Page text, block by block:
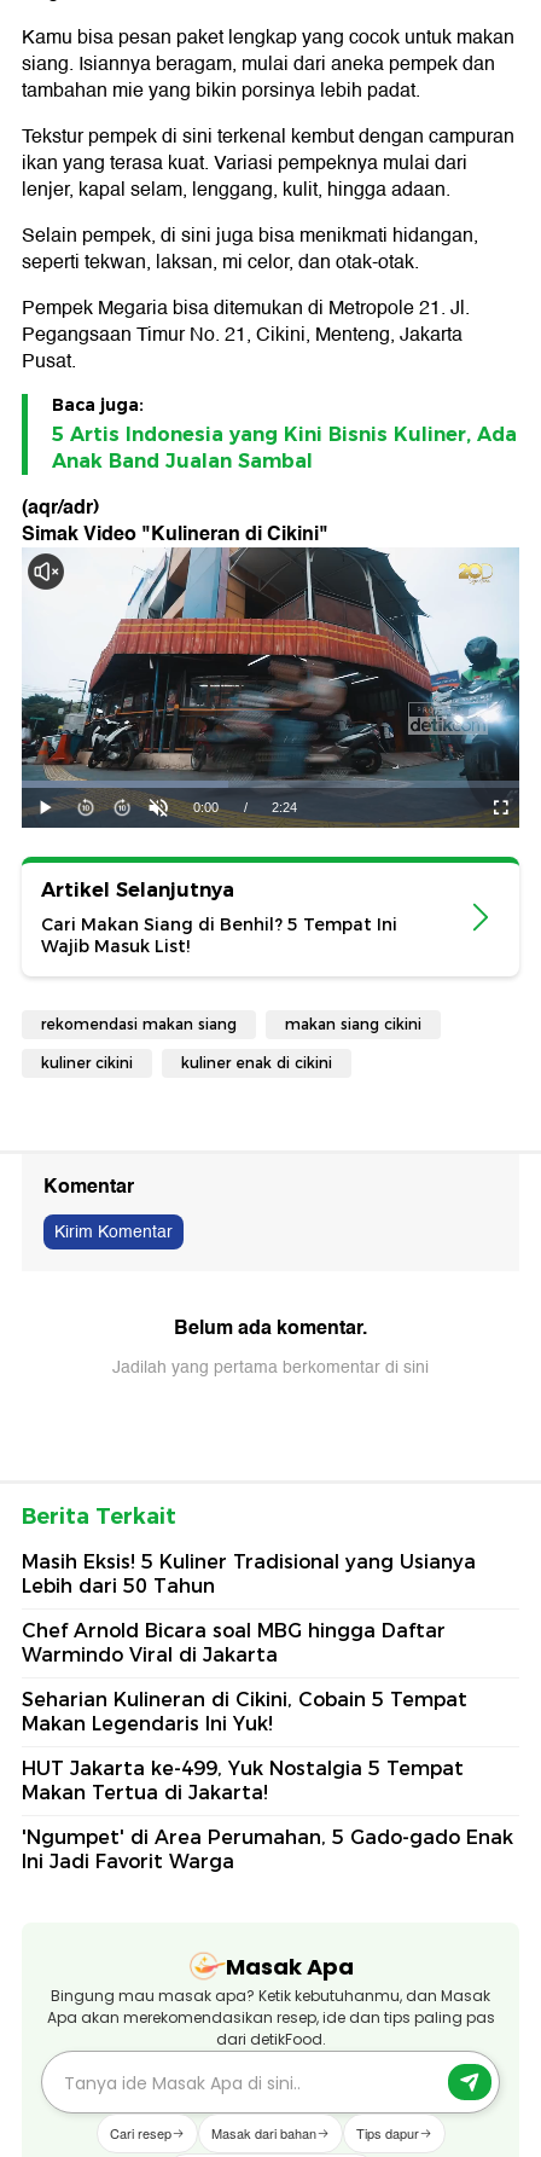
Kamu bisa pesan paket lengkap yang cocok untuk makan
siang. Isiannya beragam, mulai dari aneka pempek dan
tambahan mie yang bikin porsinya lebih padat.
Tekstur pempek di sini terkenal kembut dengan campuran
ikan yang terasa kuat. Variasi pempeknya mulai dari
lenjer, kapal selam, lenggang, kulit, hingga adaan.
Selain pempek, di sini juga bisa menikmati hidangan,
seperti tekwan, laksan, mi celor, dan otak-otak.
Pempek Megaria bisa ditemukan di Metropole 21. Jl.
Pegangsaan Timur No. 21, Cikini, Menteng, Jakarta
Pusat.
Baca juga:
5 Artis Indonesia yang Kini Bisnis Kuliner, Ada
Anak Band Jualan Sambal
(aqr/adr)
Simak Video "Kulineran di Cikini"
Artikel Selanjutnya
Cari Makan Siang di Benhil? 5 Tempat Ini
Wajib Masuk List!
rekomendasi makan siang makan siang cikini
kuliner cikini kuliner enak di cikini
Komentar
Kirim Komentar
Belum ada komentar.
Jadilah yang pertama berkomentar di sini
Berita Terkait
Masih Eksis! 5 Kuliner Tradisional yang Usianya
Lebih dari 50 Tahun
Chef Arnold Bicara soal MBG hingga Daftar
Warmindo Viral di Jakarta
Seharian Kulineran di Cikini, Cobain 5 Tempat
Makan Legendaris Ini Yuk!
HUT Jakarta ke-499, Yuk Nostalgia 5 Tempat
Makan Tertua di Jakarta!
'Ngumpet' di Area Perumahan, 5 Gado-gado Enak
Ini Jadi Favorit Warga
Masak Apa
Bingung mau masak apa? Ketik kebutuhanmu, dan Masak
Apa akan merekomendasikan resep, ide dan tips paling pas
dari detikFood.
Cari resep Masak dari bahan Tips dapur